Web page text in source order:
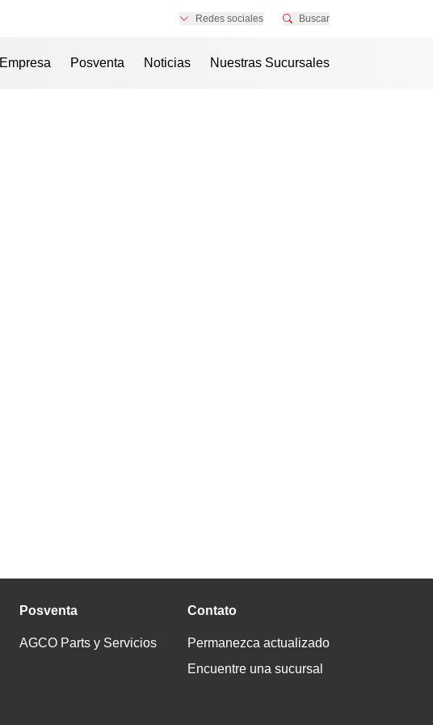
Redes sociales Buscar
Empresa Posventa Noticias Nuestras Sucursales
Posventa
AGCO Parts y Servicios
Contato
Permanezca actualizado
Encuentre una sucursal